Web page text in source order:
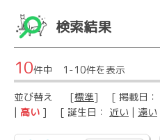
検索結果
10件中 1-10件を表示
並び替え [標準] [ 掲載日：
| 高い ] [ 誕生日： 近い | 遠い